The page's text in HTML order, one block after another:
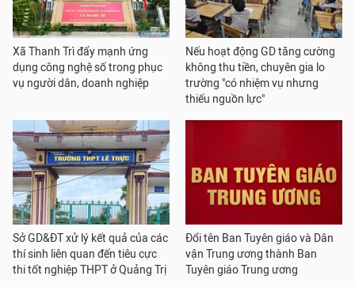
Xã Thanh Trì đẩy mạnh ứng
dụng công nghệ số trong phục
vụ người dân, doanh nghiệp
Nếu hoạt động GD tăng cường
không thu tiền, chuyên gia lo
trường "có nhiệm vụ nhưng
thiếu nguồn lực"
Sở GD&ĐT xử lý kết quả của các
thí sinh liên quan đến tiêu cực
thi tốt nghiệp THPT ở Quảng Trị
Đổi tên Ban Tuyên giáo và Dân
vận Trung ương thành Ban
Tuyên giáo Trung ương